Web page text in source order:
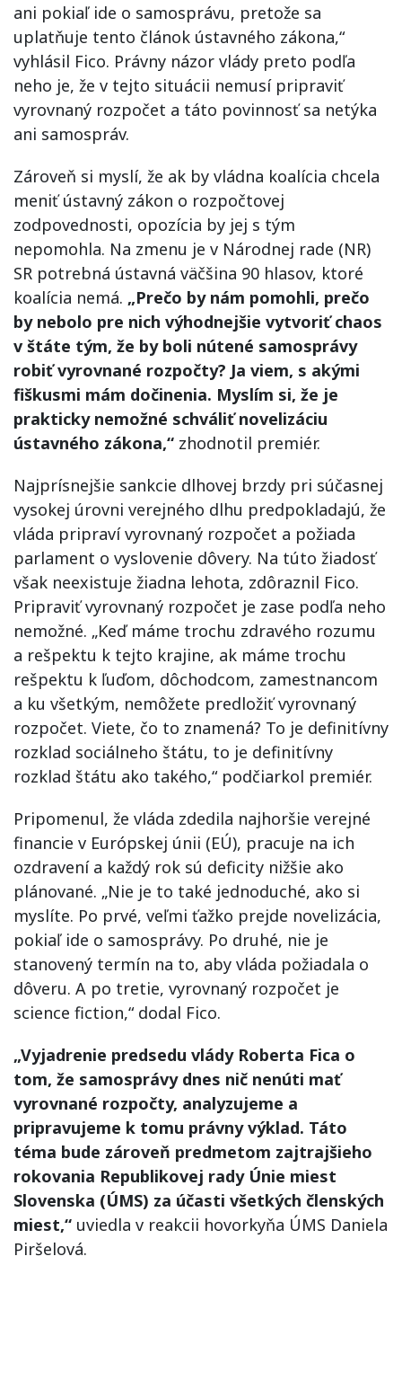
ani pokiaľ ide o samosprávu, pretože sa
uplatňuje tento článok ústavného zákona,“
vyhlásil Fico. Právny názor vlády preto podľa
neho je, že v tejto situácii nemusí pripraviť
vyrovnaný rozpočet a táto povinnosť sa netýka
ani samospráv.
Zároveň si myslí, že ak by vládna koalícia chcela
meniť ústavný zákon o rozpočtovej
zodpovednosti, opozícia by jej s tým
nepomohla. Na zmenu je v Národnej rade (NR)
SR potrebná ústavná väčšina 90 hlasov, ktoré
koalícia nemá. „Prečo by nám pomohli, prečo
by nebolo pre nich výhodnejšie vytvoriť chaos
v štáte tým, že by boli nútené samosprávy
robiť vyrovnané rozpočty? Ja viem, s akými
fiškusmi mám dočinenia. Myslím si, že je
prakticky nemožné schváliť novelizáciu
ústavného zákona,“ zhodnotil premiér.
Najprísnejšie sankcie dlhovej brzdy pri súčasnej
vysokej úrovni verejného dlhu predpokladajú, že
vláda pripraví vyrovnaný rozpočet a požiada
parlament o vyslovenie dôvery. Na túto žiadosť
však neexistuje žiadna lehota, zdôraznil Fico.
Pripraviť vyrovnaný rozpočet je zase podľa neho
nemožné. „Keď máme trochu zdravého rozumu
a rešpektu k tejto krajine, ak máme trochu
rešpektu k ľuďom, dôchodcom, zamestnancom
a ku všetkým, nemôžete predložiť vyrovnaný
rozpočet. Viete, čo to znamená? To je definitívny
rozklad sociálneho štátu, to je definitívny
rozklad štátu ako takého,“ podčiarkol premiér.
Pripomenul, že vláda zdedila najhoršie verejné
financie v Európskej únii (EÚ), pracuje na ich
ozdravení a každý rok sú deficity nižšie ako
plánované. „Nie je to také jednoduché, ako si
myslíte. Po prvé, veľmi ťažko prejde novelizácia,
pokiaľ ide o samosprávy. Po druhé, nie je
stanovený termín na to, aby vláda požiadala o
dôveru. A po tretie, vyrovnaný rozpočet je
science fiction,“ dodal Fico.
„Vyjadrenie predsedu vlády Roberta Fica o
tom, že samosprávy dnes nič nenúti mať
vyrovnané rozpočty, analyzujeme a
pripravujeme k tomu právny výklad. Táto
téma bude zároveň predmetom zajtrajšieho
rokovania Republikovej rady Únie miest
Slovenska (ÚMS) za účasti všetkých členských
miest,“ uviedla v reakcii hovorkyňa ÚMS Daniela
Piršelová.